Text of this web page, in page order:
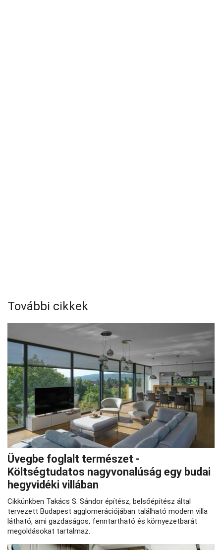
További cikkek
Üvegbe foglalt természet -
Költségtudatos nagyvonalúság egy budai
hegyvidéki villában
Cikkünkben Takács S. Sándor építész, belsőépítész által
tervezett Budapest agglomerációjában található modern villa
látható, ami gazdaságos, fenntartható és környezetbarát
megoldásokat tartalmaz.